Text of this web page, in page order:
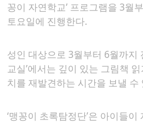
꽁이 자연학교’ 프로그램을 3월
토요일에 진행한다.
성인 대상으로 3월부터 6월까지
교실’에서는 깊이 있는 그림책
치를 재발견하는 시간을 보낼 수
‘맹꽁이 초록탐정단’은 아이들